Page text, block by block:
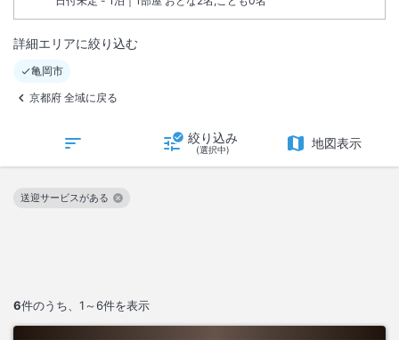
詳細エリアに絞り込む
亀岡市
京都府 全域に戻る
絞り込み
(選択中) 地図表示
6件のうち、 1～6件を表示
送迎サービスがある
この絞り込み条件を解除